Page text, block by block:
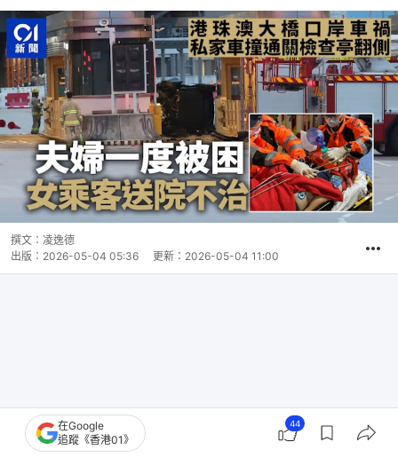
撰文： 凌逸德
出版： 2026-05-04 05:36 更新： 2026-05-04 11:00
在Google
追蹤《香港01》
44